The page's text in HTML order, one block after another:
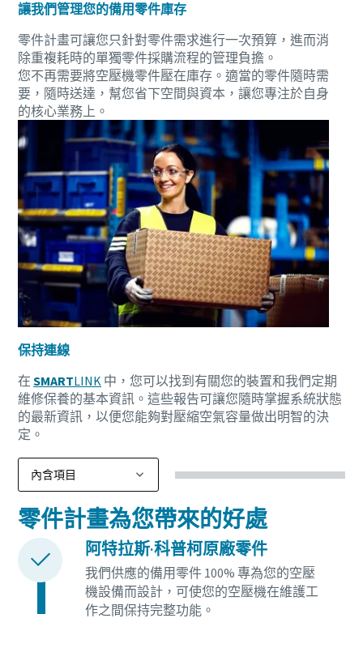
打造綠色高效生產的 10 個步驟
環保生產之碳減量 - 您需要知道的一切
深入瞭解
您所需要了解的所有氣動輸送流程相關資訊
讓我們管理您的備用零件庫存
零件計畫可讓您只針對零件需求進行一次預算，進而消
除重複耗時的單獨零件採購流程的管理負擔。
您不再需要將空壓機零件壓在庫存。適當的零件隨時需
要，隨時送達，幫您省下空間與資本，讓您專注於自身
的核心業務上。
保持連線
在 SMARTLINK 中，您可以找到有關您的裝置和我們定期
維修保養的基本資訊。這些報告可讓您隨時掌握系統狀態
的最新資訊，以便您能夠對壓縮空氣容量做出明智的決
定。
零件計畫為您帶來的好處
阿特拉斯·科普柯原廠零件
我們供應的備用零件 100% 專為您的空壓
機設備而設計，可使您的空壓機在維護工
作之間保持完整功能。